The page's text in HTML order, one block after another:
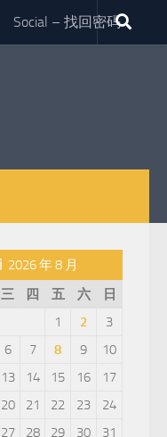
Social – 找回密码
2026 年 8 月
三 四 五 六
日
1
2
3
6 7 8 9
10
13 14 15 16
17
20 21 22 23
24
27 28 29 30
31